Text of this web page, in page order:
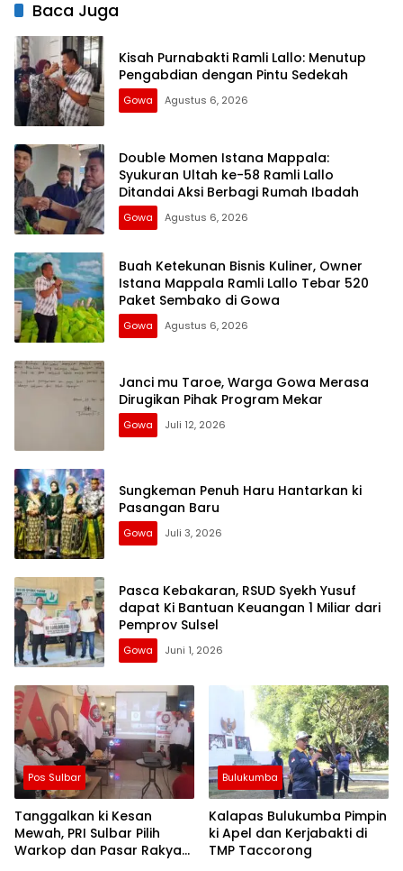
Baca Juga
Kisah Purnabakti Ramli Lallo: Menutup
Pengabdian dengan Pintu Sedekah
Gowa Agustus 6, 2026
Double Momen Istana Mappala:
Syukuran Ultah ke-58 Ramli Lallo
Ditandai Aksi Berbagi Rumah Ibadah
Gowa Agustus 6, 2026
Buah Ketekunan Bisnis Kuliner, Owner
Istana Mappala Ramli Lallo Tebar 520
Paket Sembako di Gowa
Gowa Agustus 6, 2026
Janci mu Taroe, Warga Gowa Merasa
Dirugikan Pihak Program Mekar
Gowa Juli 12, 2026
Sungkeman Penuh Haru Hantarkan ki
Pasangan Baru
Gowa Juli 3, 2026
Pasca Kebakaran, RSUD Syekh Yusuf
dapat Ki Bantuan Keuangan 1 Miliar dari
Pemprov Sulsel
Gowa Juni 1, 2026
Pos Sulbar
Tanggalkan ki Kesan
Mewah, PRI Sulbar Pilih
Warkop dan Pasar Rakyat
Bulukumba
Kalapas Bulukumba Pimpin
ki Apel dan Kerjabakti di
TMP Taccorong